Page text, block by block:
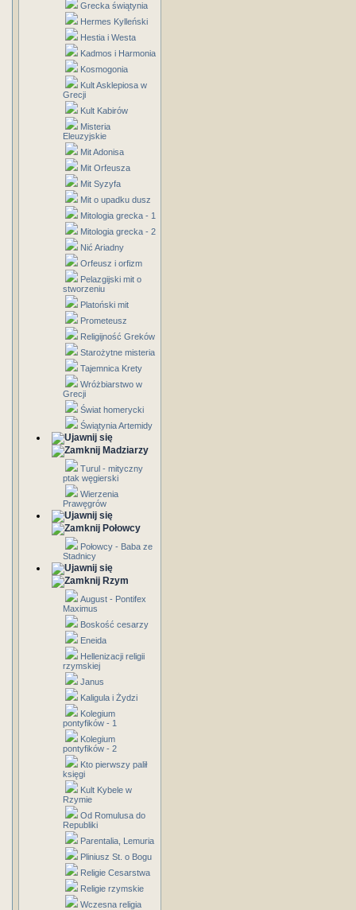
Grecka świątynia
Hermes Kylleński
Hestia i Westa
Kadmos i Harmonia
Kosmogonia
Kult Asklepiosa w
Grecji
Kult Kabirów
Misteria
Eleuzyjskie
Mit Adonisa
Mit Orfeusza
Mit Syzyfa
Mit o upadku dusz
Mitologia grecka - 1
Mitologia grecka - 2
Nić Ariadny
Orfeusz i orfizm
Pelazgijski mit o
stworzeniu
Platoński mit
Prometeusz
Religijność Greków
Starożytne misteria
Tajemnica Krety
Wróżbiarstwo w
Grecji
Świat homerycki
Świątynia Artemidy
Madziarzy
Turul - mityczny
ptak węgierski
Wierzenia
Prawęgrów
Połowcy
Połowcy - Baba ze
Stadnicy
Rzym
August - Pontifex
Maximus
Boskość cesarzy
Eneida
Hellenizacji religii
rzymskiej
Janus
Kaligula i Żydzi
Kolegium
pontyfików - 1
Kolegium
pontyfików - 2
Kto pierwszy palił
księgi
Kult Kybele w
Rzymie
Od Romulusa do
Republiki
Parentalia, Lemuria
Pliniusz St. o Bogu
Religie Cesarstwa
Religie rzymskie
Wczesna religia